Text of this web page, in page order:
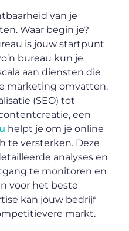
van je
Waar begin je?
is jouw startpunt
bureau kun je
aan diensten die
marketing omvatten.
(SEO) tot
een
helpt je om je online
te versterken. Deze
analyses en
te monitoren en
voor het beste
kan jouw bedrijf
markt.